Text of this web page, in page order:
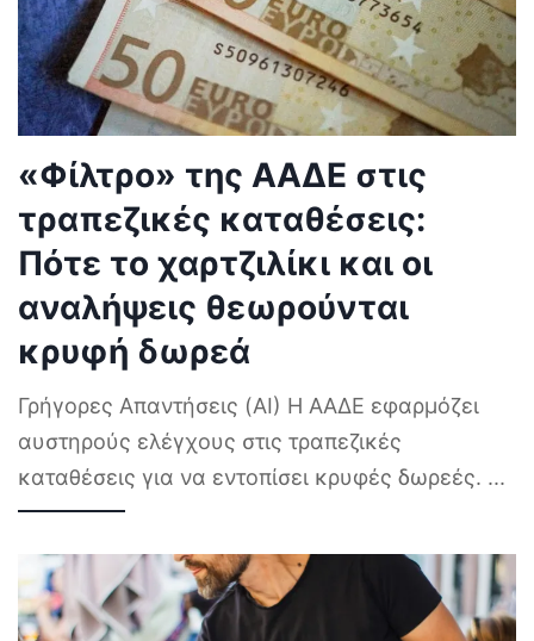
«Φίλτρο» της ΑΑΔΕ στις
τραπεζικές καταθέσεις:
Πότε το χαρτζιλίκι και οι
αναλήψεις θεωρούνται
κρυφή δωρεά
Γρήγορες Απαντήσεις (AI) Η ΑΑΔΕ εφαρμόζει
αυστηρούς ελέγχους στις τραπεζικές
καταθέσεις για να εντοπίσει κρυφές δωρεές. ...